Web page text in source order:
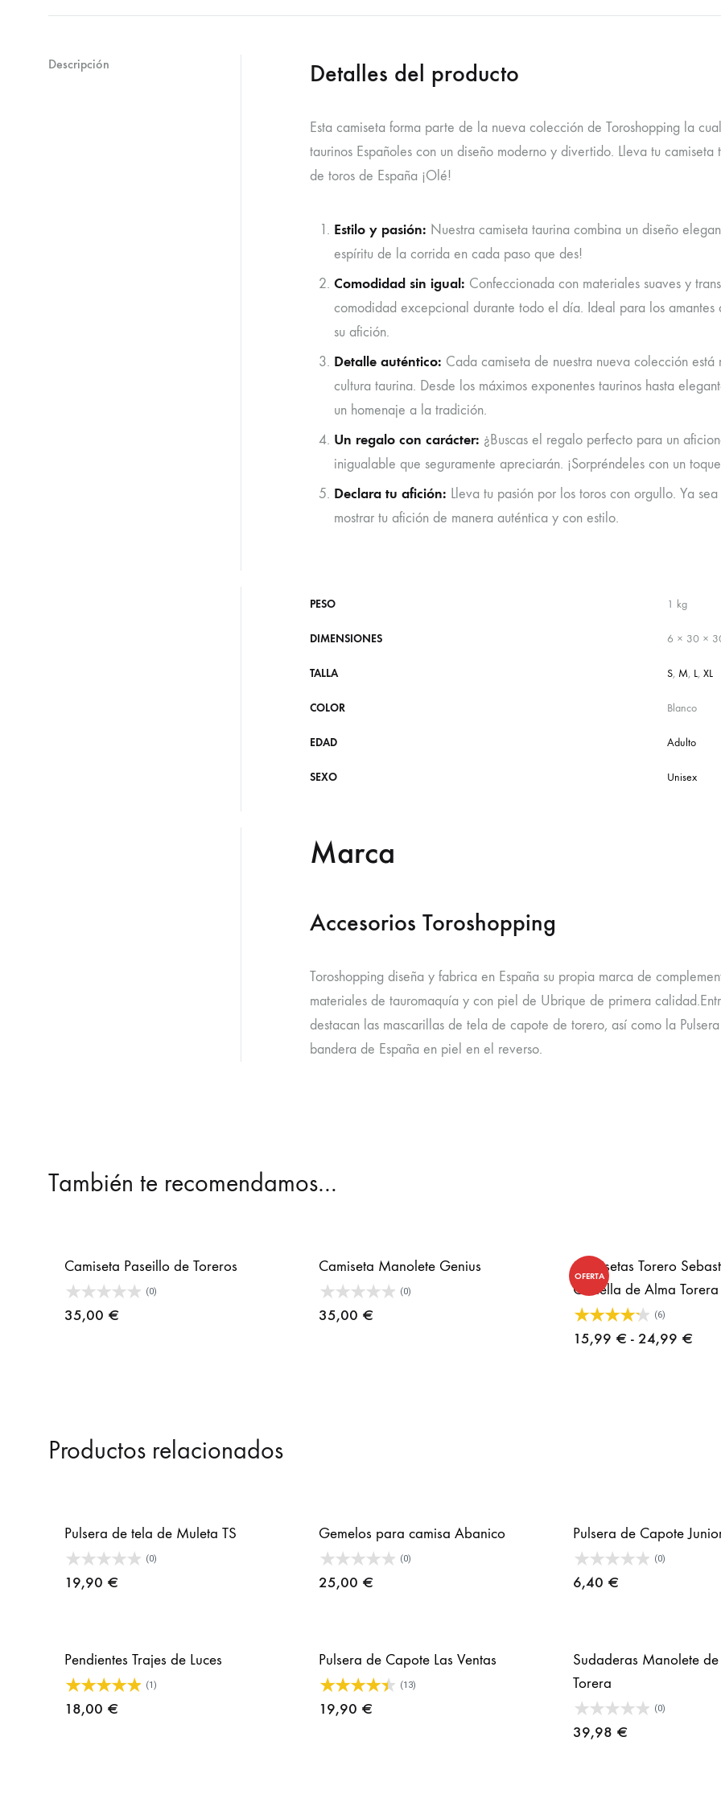
Descripción Detalles del producto
Esta camiseta forma parte de la nueva colección de Toroshopping la
taurinos Españoles con un diseño moderno y divertido. Lleva tu
de toros de España ¡Olé!
Estilo y pasión: Nuestra camiseta taurina combina un diseño
espíritu de la corrida en cada paso que des!
Comodidad sin igual: Confeccionada con materiales suaves y
comodidad excepcional durante todo el día. Ideal para los amantes
su afición.
Detalle auténtico: Cada camiseta de nuestra nueva colección
cultura taurina. Desde los máximos exponentes taurinos hasta
un homenaje a la tradición.
Un regalo con carácter: ¿Buscas el regalo perfecto para un
inigualable que seguramente apreciarán. ¡Sorpréndeles con un
Declara tu afición: Lleva tu pasión por los toros con orgullo. Ya
mostrar tu afición de manera auténtica y con estilo.
PESO 1 kg
DIMENSIONES 6 × 30 ×
TALLA S, M, L, XL
COLOR Blanco
EDAD Adulto
SEXO Unisex
Marca
Accesorios Toroshopping
Toroshopping diseña y fabrica en España su propia marca de
materiales de tauromaquía y con piel de Ubrique de primera
destacan las mascarillas de tela de capote de torero, así como la
bandera de España en piel en el reverso.
También te recomendamos…
Camiseta Paseillo de Toreros
(0)
35,00 €
Camiseta Manolete Genius
(0)
35,00 €
OFERTA
Camisetas Torero
Castella de Alma Torera
(6)
15,99 € - 24,99 €
Productos relacionados
Pulsera de tela de Muleta TS
(0)
19,90 €
Gemelos para camisa Abanico
(0)
25,00 €
Pulsera de Capote
(0)
6,40 €
Pendientes Trajes de Luces
(1)
18,00 €
Pulsera de Capote Las Ventas
(13)
19,90 €
Sudaderas Manolete
Torera
(0)
39,98 €